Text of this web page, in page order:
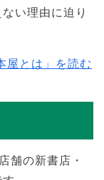
い理由に迫り
屋とは」を読む
舗の新書店・